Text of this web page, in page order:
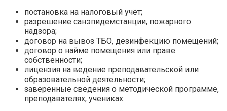
постановка на налоговый учёт;
разрешение санэпидемстанции, пожарного
надзора;
договор на вывоз ТБО, дезинфекцию помещений;
договор о найме помещения или праве
собственности;
лицензия на ведение преподавательской или
образовательной деятельности;
заверенные сведения о методической программе,
преподавателях, учениках.